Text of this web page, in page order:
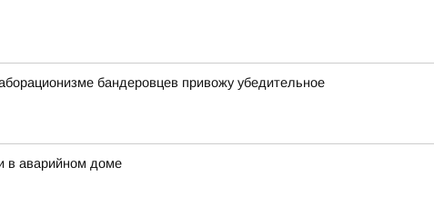
бандеровцев привожу убедительное
в аварийном доме